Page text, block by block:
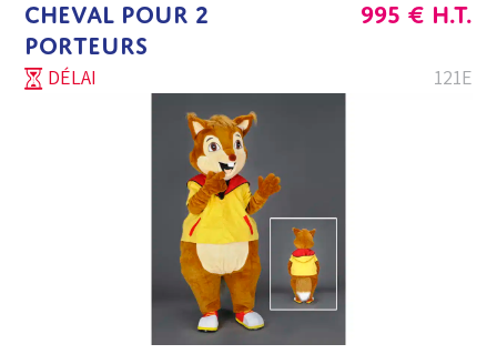
CHEVAL POUR 2
PORTEURS
995 € H.T.
DÉLAI 121E